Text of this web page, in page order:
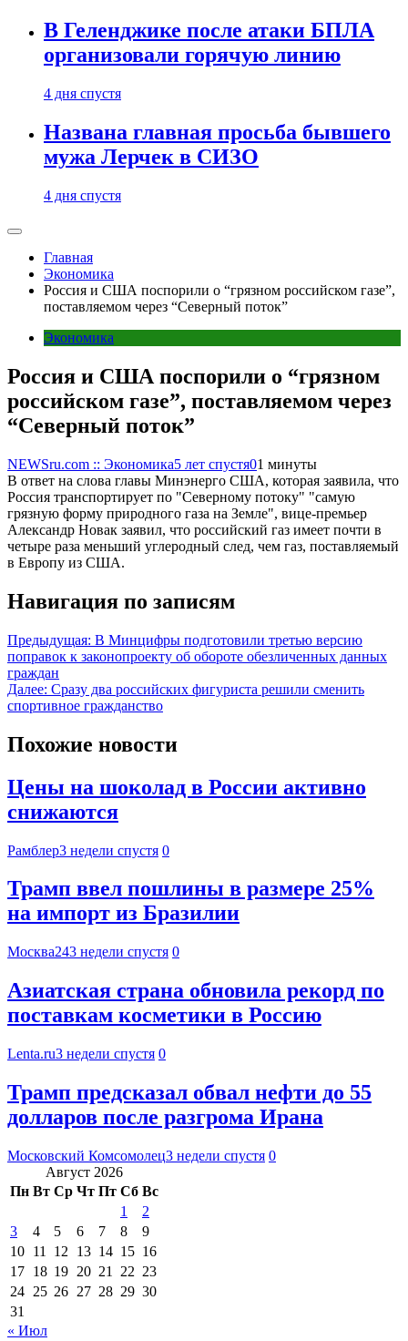
В Геленджике после атаки БПЛА
организовали горячую линию
4 дня спустя
Названа главная просьба бывшего
мужа Лерчек в СИЗО
4 дня спустя
Главная
Экономика
Россия и США поспорили о “грязном российском газе”,
поставляемом через “Северный поток”
Экономика
Россия и США поспорили о “грязном
российском газе”, поставляемом через
“Северный поток”
NEWSru.com :: Экономика5 лет спустя01 минуты
В ответ на слова главы Минэнерго США, которая заявила, что
Россия транспортирует по "Северному потоку" "самую
грязную форму природного газа на Земле", вице-премьер
Александр Новак заявил, что российский газ имеет почти в
четыре раза меньший углеродный след, чем газ, поставляемый
в Европу из США.
Навигация по записям
Предыдущая: В Минцифры подготовили третью версию
поправок к законопроекту об обороте обезличенных данных
граждан
Далее: Сразу два российских фигуриста решили сменить
спортивное гражданство
Похожие новости
Цены на шоколад в России активно
снижаются
Рамблер3 недели спустя 0
Трамп ввел пошлины в размере 25%
на импорт из Бразилии
Москва243 недели спустя 0
Азиатская страна обновила рекорд по
поставкам косметики в Россию
Lenta.ru3 недели спустя 0
Трамп предсказал обвал нефти до 55
долларов после разгрома Ирана
Московский Комсомолец3 недели спустя 0
Август 2026
Пн Вт Ср Чт Пт Сб Вс
1
2
3
4 5 6 7 8
9
10 11 12 13 14 15 16
17 18 19 20 21 22 23
24 25 26 27 28 29 30
31
« Июл